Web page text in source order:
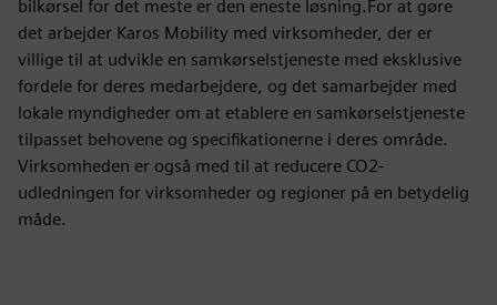
bilkørsel for det meste er den eneste løsning.For at gøre
det arbejder Karos Mobility med virksomheder, der er
villige til at udvikle en samkørselstjeneste med eksklusive
fordele for deres medarbejdere, og det samarbejder med
lokale myndigheder om at etablere en samkørselstjeneste
tilpasset behovene og specifikationerne i deres område.
Virksomheden er også med til at reducere CO2-
udledningen for virksomheder og regioner på en betydelig
måde.